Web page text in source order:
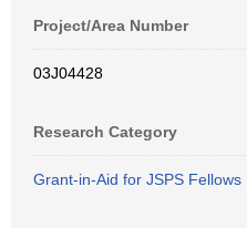
Project/Area Number
03J04428
Research Category
Grant-in-Aid for JSPS Fellows